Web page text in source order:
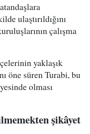
ulaştırıldığını
çalışma
yaklaşık
öne süren Turabi, bu
olması
şikâyet